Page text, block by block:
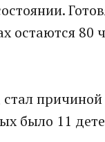
остаются 80
было 11